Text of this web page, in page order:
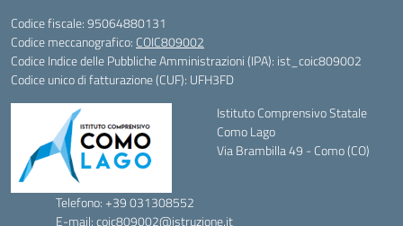
Codice fiscale: 95064880131
Codice meccanografico: COIC809002
Codice Indice delle Pubbliche Amministrazioni (IPA): ist_coic809002
Codice unico di fatturazione (CUF): UFH3FD
Istituto Comprensivo Statale
Como Lago
Via Brambilla 49 - Como (CO)
Telefono: +39 031308552
E-mail: coic809002@istruzione.it